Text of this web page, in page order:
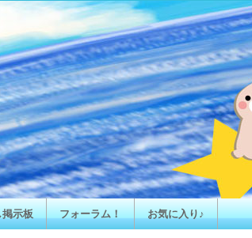
掲示板 フォーラム！ お気に入り♪